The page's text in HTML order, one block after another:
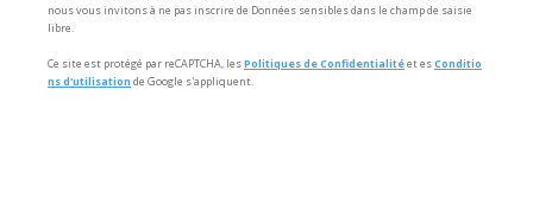
nous vous invitons à ne pas inscrire de Données sensibles dans le champ de saisie
libre.
Ce site est protégé par reCAPTCHA, lesPolitiques de Confidentialitéet esConditio
ns d'utilisation de Google s'appliquent.